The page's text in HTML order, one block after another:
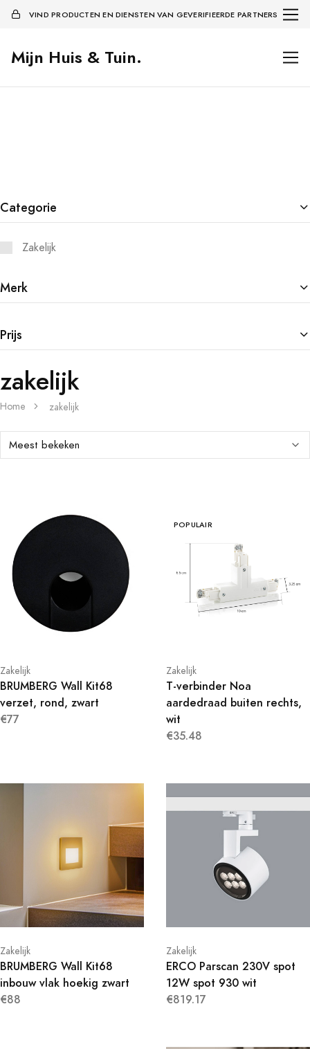
VIND PRODUCTEN EN DIENSTEN VAN GEVERIFIEERDE PARTNERS
Mijn Huis & Tuin.
Categorie
Zakelijk
Merk
Prijs
zakelijk
Home zakelijk
Zakelijk
BRUMBERG Wall Kit68
verzet, rond, zwart
€77
POPULAIR
Zakelijk
T-verbinder Noa
aardedraad buiten rechts,
wit
€35.48
Zakelijk
BRUMBERG Wall Kit68
inbouw vlak hoekig zwart
€88
Zakelijk
ERCO Parscan 230V spot
12W spot 930 wit
€819.17